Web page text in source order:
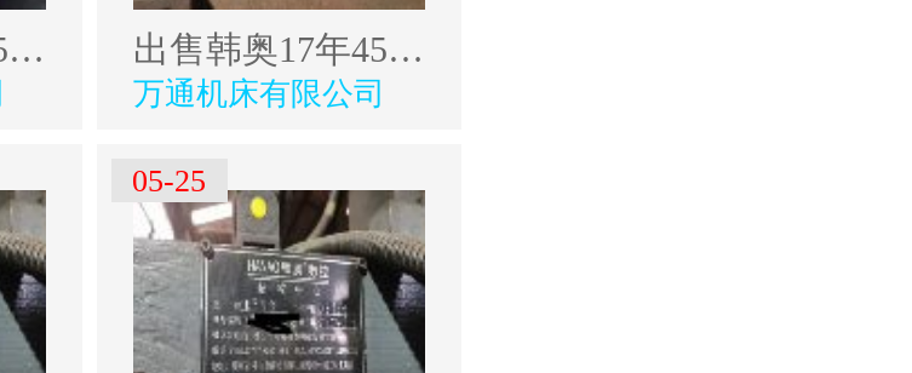
出售韩奥17年4500型材加工中心 出售韩奥17年4500型材加工中心
万通机床有限公司
05-25